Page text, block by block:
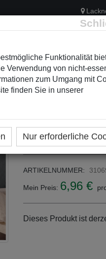
Funktionalität
Verwendung von nicht-
zum Umgang mit
finden Sie in unserer
Nur erforderliche
Endklammer
ARTIKELNUMMER:
Mein Preis: 6,96 €
Dieses Produkt ist